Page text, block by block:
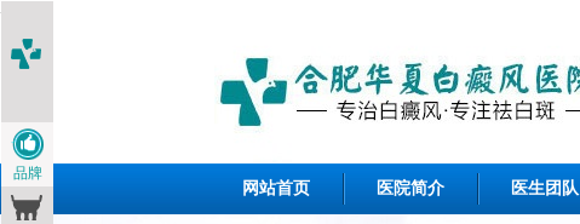
<1--
网站首页 医院简介 医生团队
品牌